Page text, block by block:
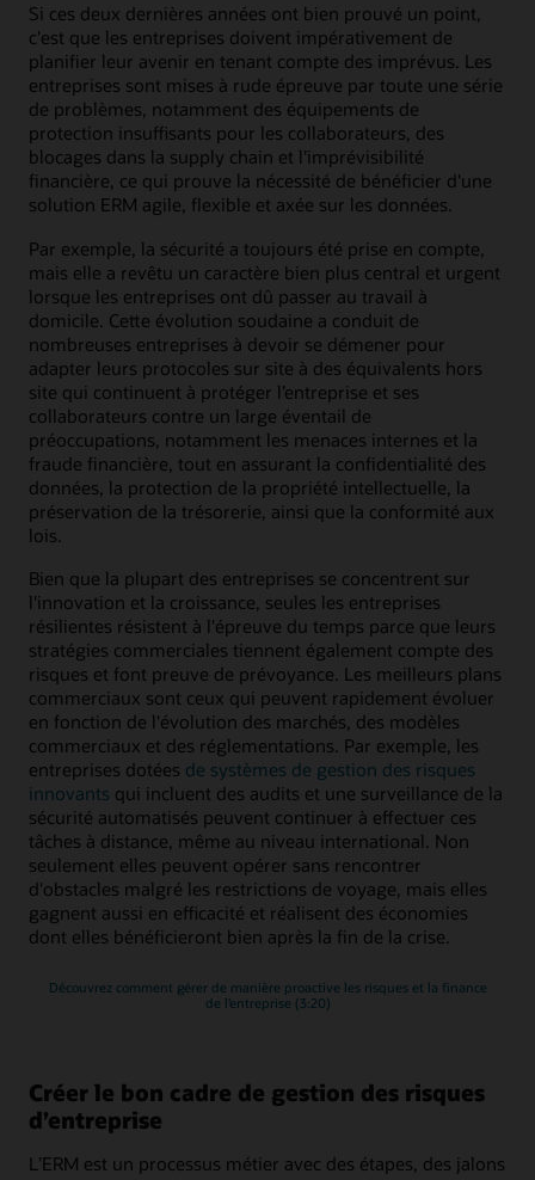
Si ces deux dernières années ont bien prouvé un point,
c'est que les entreprises doivent impérativement de
planifier leur avenir en tenant compte des imprévus. Les
entreprises sont mises à rude épreuve par toute une série
de problèmes, notamment des équipements de
protection insuffisants pour les collaborateurs, des
blocages dans la supply chain et l’imprévisibilité
financière, ce qui prouve la nécessité de bénéficier d'une
solution ERM agile, flexible et axée sur les données.
Par exemple, la sécurité a toujours été prise en compte,
mais elle a revêtu un caractère bien plus central et urgent
lorsque les entreprises ont dû passer au travail à
domicile. Cette évolution soudaine a conduit de
nombreuses entreprises à devoir se démener pour
adapter leurs protocoles sur site à des équivalents hors
site qui continuent à protéger l’entreprise et ses
collaborateurs contre un large éventail de
préoccupations, notamment les menaces internes et la
fraude financière, tout en assurant la confidentialité des
données, la protection de la propriété intellectuelle, la
préservation de la trésorerie, ainsi que la conformité aux
lois.
Bien que la plupart des entreprises se concentrent sur
l'innovation et la croissance, seules les entreprises
résilientes résistent à l'épreuve du temps parce que leurs
stratégies commerciales tiennent également compte des
risques et font preuve de prévoyance. Les meilleurs plans
commerciaux sont ceux qui peuvent rapidement évoluer
en fonction de l'évolution des marchés, des modèles
commerciaux et des réglementations. Par exemple, les
entreprises dotées de systèmes de gestion des risques
innovants qui incluent des audits et une surveillance de la
sécurité automatisés peuvent continuer à effectuer ces
tâches à distance, même au niveau international. Non
seulement elles peuvent opérer sans rencontrer
d'obstacles malgré les restrictions de voyage, mais elles
gagnent aussi en efficacité et réalisent des économies
dont elles bénéficieront bien après la fin de la crise.
Découvrez comment gérer de manière proactive les risques et la finance
de l’entreprise (3:20)
Créer le bon cadre de gestion des risques
d’entreprise
L’ERM est un processus métier avec des étapes, des jalons